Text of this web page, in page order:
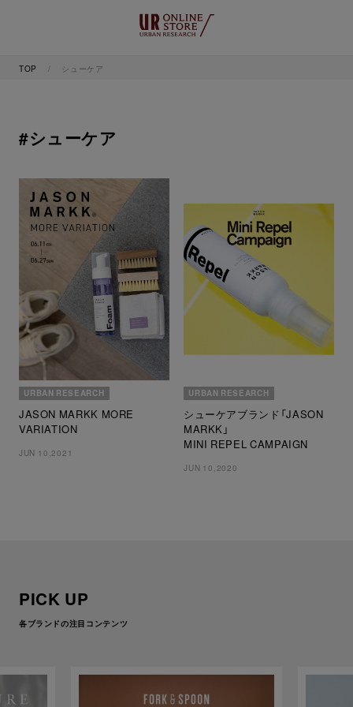
TOP シューケア
#シューケア
URBAN RESEARCH
JASON MARKK MORE
VARIATION
JUN 10,2021
URBAN RESEARCH
シューケアブランド「JASON
MARKK」
MINI REPEL CAMPAIGN
JUN 10,2020
PICK UP
各ブランドの注目コンテンツ